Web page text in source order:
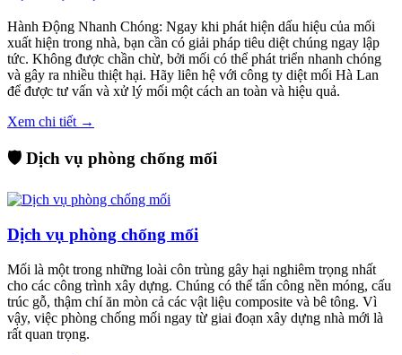
Hành Động Nhanh Chóng: Ngay khi phát hiện dấu hiệu của mối
xuất hiện trong nhà, bạn cần có giải pháp tiêu diệt chúng ngay lập
tức. Không được chần chừ, bởi mối có thể phát triển nhanh chóng
và gây ra nhiều thiệt hại. Hãy liên hệ với công ty diệt mối Hà Lan
để được tư vấn và xử lý mối một cách an toàn và hiệu quả.
Xem chi tiết →
🛡️ Dịch vụ phòng chống mối
Dịch vụ phòng chống mối
Mối là một trong những loài côn trùng gây hại nghiêm trọng nhất
cho các công trình xây dựng. Chúng có thể tấn công nền móng, cấu
trúc gỗ, thậm chí ăn mòn cả các vật liệu composite và bê tông. Vì
vậy, việc phòng chống mối ngay từ giai đoạn xây dựng nhà mới là
rất quan trọng.